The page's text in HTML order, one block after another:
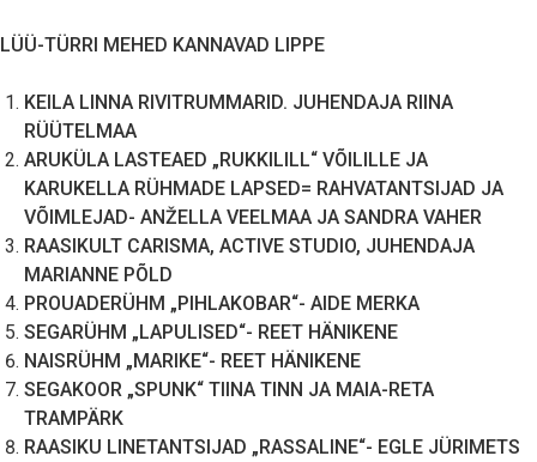
LÜÜ-TÜRRI MEHED KANNAVAD LIPPE
KEILA LINNA RIVITRUMMARID. JUHENDAJA RIINA
RÜÜTELMAA
ARUKÜLA LASTEAED „RUKKILILL“ VÕILILLE JA
KARUKELLA RÜHMADE LAPSED= RAHVATANTSIJAD JA
VÕIMLEJAD- ANŽELLA VEELMAA JA SANDRA VAHER
RAASIKULT CARISMA, ACTIVE STUDIO, JUHENDAJA
MARIANNE PÕLD
PROUADERÜHM „PIHLAKOBAR“- AIDE MERKA
SEGARÜHM „LAPULISED“- REET HÄNIKENE
NAISRÜHM „MARIKE“- REET HÄNIKENE
SEGAKOOR „SPUNK“ TIINA TINN JA MAIA-RETA
TRAMPÄRK
RAASIKU LINETANTSIJAD „RASSALINE“- EGLE JÜRIMETS